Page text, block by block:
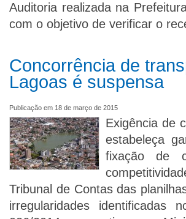
Auditoria realizada na
com o objetivo de verificar o
Concorrência de
Lagoas é suspensa
Publicação em 18 de março de 2015
Exigência de
estabeleça
fixação de
Tribunal de Contas das
irregularidades identificadas